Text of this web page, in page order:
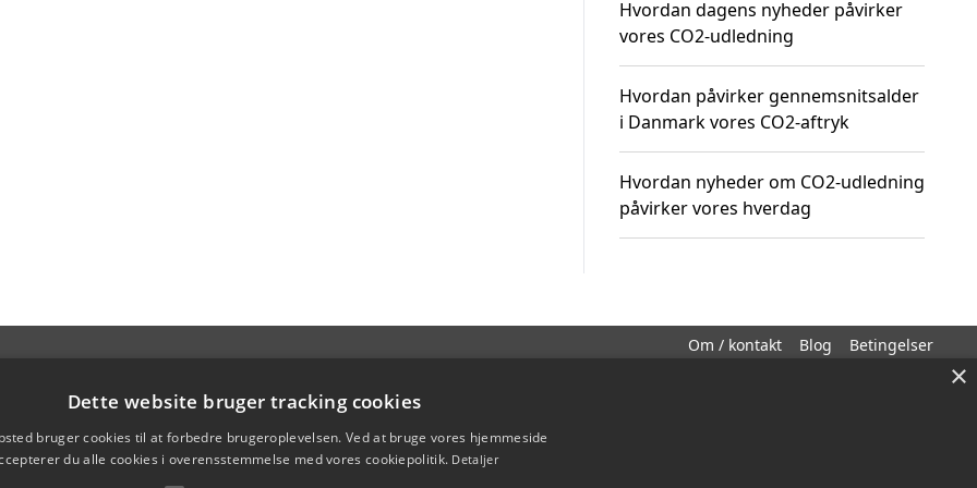
Hvordan dagens nyheder påvirker
vores CO2-udledning
Hvordan påvirker gennemsnitsalder
i Danmark vores CO2-aftryk
Hvordan nyheder om CO2-udledning
påvirker vores hverdag
Om / kontakt Blog Betingelser
×
Dette website bruger tracking cookies
bruger cookies til at forbedre brugeroplevelsen. Ved at bruge vores hjemmeside
du alle cookies i overensstemmelse med vores cookiepolitik. Detaljer